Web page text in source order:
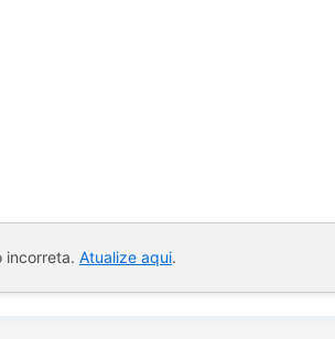
incorreta. Atualize aqui.